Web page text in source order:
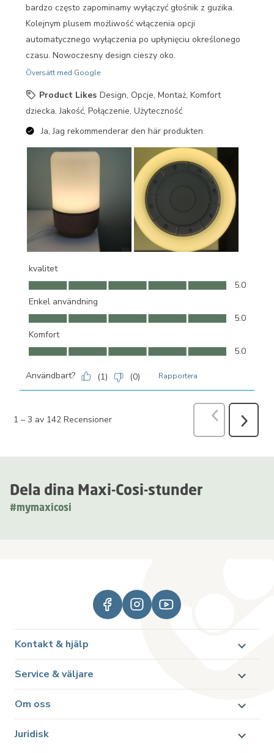
Dela dina Maxi-Cosi-stunder
#mymaxicosi
bardzo często zapominamy wyłączyć głośnik z guzika.
Kolejnym plusem możliwość włączenia opcji
automatycznego wyłączenia po upłynięciu określonego
czasu. Nowoczesny design cieszy oko.
Översätt med Google
Product Likes Design, Opcje, Montaż, Komfort
dziecka, Jakość, Połączenie, Użyteczność
Ja, Jag rekommenderar den här produkten.
kvalitet
kvalitet, 5.0 av 5
5.0
Enkel användning
Enkel användning, 5.0 av 5
5.0
Komfort
Komfort, 5.0 av 5
5.0
Användbart? (1) (0) Rapportera
1 – 3 av 142 Recensioner Föregående
Nästa
Kontakt & hjälp
Service & väljare
Om oss
Juridisk